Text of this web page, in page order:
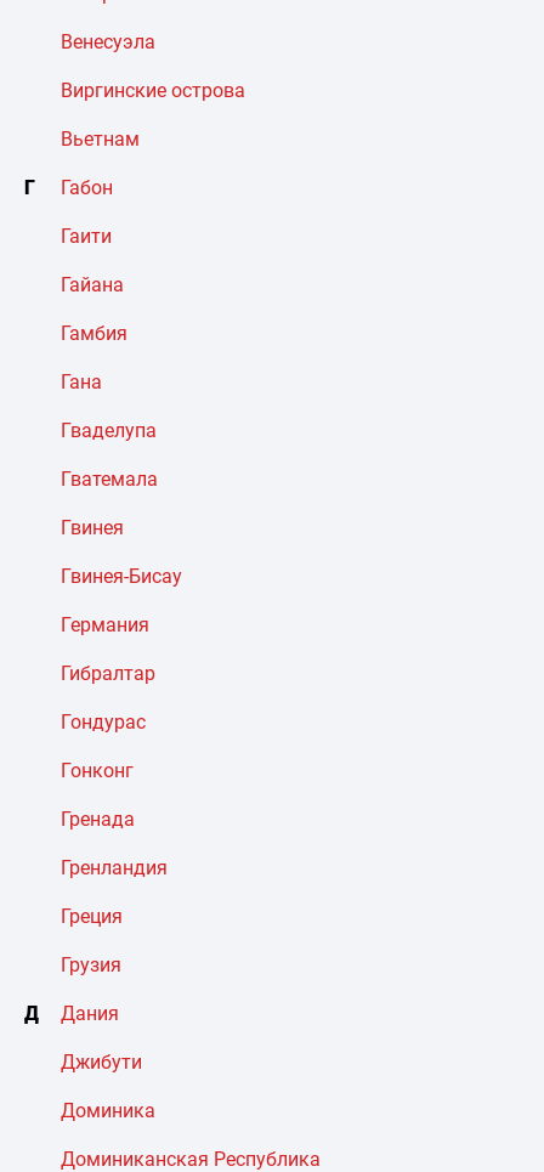
Венесуэла
Виргинские острова
Вьетнам
Г Габон
Гаити
Гайана
Гамбия
Гана
Гваделупа
Гватемала
Гвинея
Гвинея-Бисау
Германия
Гибралтар
Гондурас
Гонконг
Гренада
Гренландия
Греция
Грузия
Д Дания
Джибути
Доминика
Доминиканская Республика